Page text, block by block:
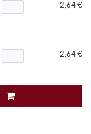
2,64 €
2,64 €